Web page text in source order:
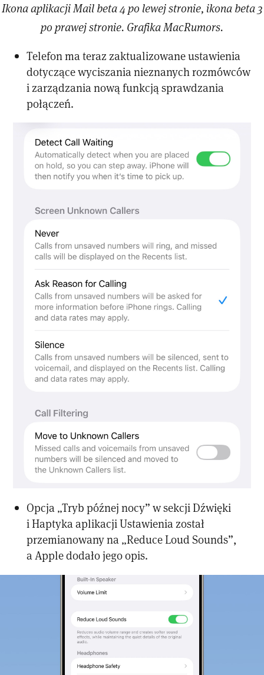
Ikona aplikacji Mail beta 4 po lewej stronie, ikona beta 3
po prawej stronie. Grafika MacRumors.
Telefon ma teraz zaktualizowane ustawienia
dotyczące wyciszania nieznanych rozmówców
i zarządzania nową funkcją sprawdzania
połączeń.
Opcja „Tryb późnej nocy” w sekcji Dźwięki
i Haptyka aplikacji Ustawienia został
przemianowany na „Reduce Loud Sounds”,
a Apple dodało jego opis.